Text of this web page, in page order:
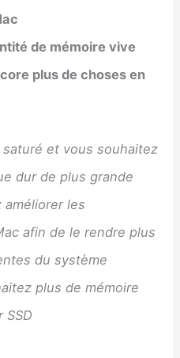
de mémoire vive
plus de choses en
et vous souhaitez
dur de plus grande
améliorer les
afin de le rendre plus
du système
plus de mémoire
SSD